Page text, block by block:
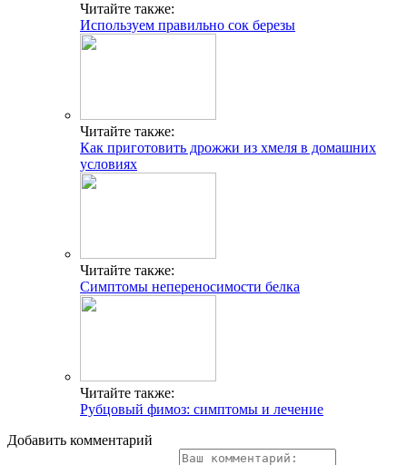
Читайте также:
Используем правильно сок березы
Читайте также:
Как приготовить дрожжи из хмеля в домашних
условиях
Читайте также:
Симптомы непереносимости белка
Читайте также:
Рубцовый фимоз: симптомы и лечение
Добавить комментарий